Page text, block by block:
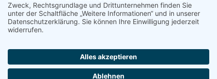
KONTAKT
+43 (0) 650 567 3697
mehr@linzplus.at